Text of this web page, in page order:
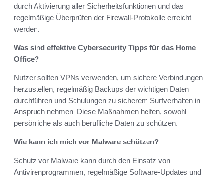
durch Aktivierung aller Sicherheitsfunktionen und das
regelmäßige Überprüfen der Firewall-Protokolle erreicht
werden.
Was sind effektive Cybersecurity Tipps für das Home
Office?
Nutzer sollten VPNs verwenden, um sichere Verbindungen
herzustellen, regelmäßig Backups der wichtigen Daten
durchführen und Schulungen zu sicherem Surfverhalten in
Anspruch nehmen. Diese Maßnahmen helfen, sowohl
persönliche als auch berufliche Daten zu schützen.
Wie kann ich mich vor Malware schützen?
Schutz vor Malware kann durch den Einsatz von
Antivirenprogrammen, regelmäßige Software-Updates und